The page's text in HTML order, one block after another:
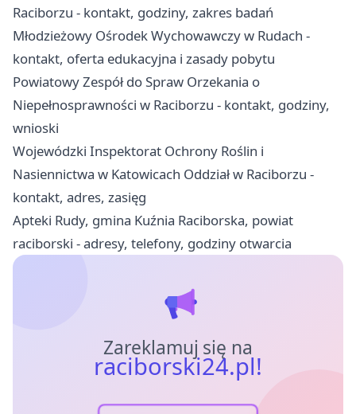
Raciborzu - kontakt, godziny, zakres badań
Młodzieżowy Ośrodek Wychowawczy w Rudach -
kontakt, oferta edukacyjna i zasady pobytu
Powiatowy Zespół do Spraw Orzekania o
Niepełnosprawności w Raciborzu - kontakt, godziny,
wnioski
Wojewódzki Inspektorat Ochrony Roślin i
Nasiennictwa w Katowicach Oddział w Raciborzu -
kontakt, adres, zasięg
Apteki Rudy, gmina Kuźnia Raciborska, powiat
raciborski - adresy, telefony, godziny otwarcia
Zareklamuj się na
raciborski24.pl!